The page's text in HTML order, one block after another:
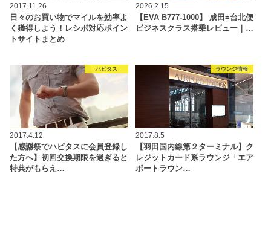
2017.11.26
日々のお買い物でマイルを効率よ
く獲得しよう！レシポ対応ポイン
トサイトまとめ
2026.2.15
【EVA B777-1000】 成田=台北便
ビジネスクラス搭乗レビュー｜…
ハピタス
2017.4.12
【感謝祭でハピタスに会員登録し
た方へ】初回交換期限を過ぎると
特典がもらえ…
ラウンジ情報
2017.8.5
【羽田国内線第２ターミナル】ク
レジットカード系ラウンジ「エア
ポートラウン…